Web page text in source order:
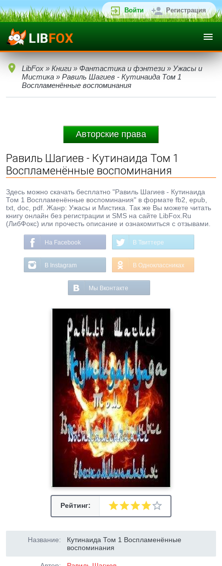
Войти Регистрация
LibFox » Книги » Фантастика и фэнтези » Ужасы и
Мистика » Равиль Шагиев - Кутинаида Том 1
Воспламенённые воспоминания
Авторские права
Равиль Шагиев - Кутинаида Том 1
Воспламенённые воспоминания
Здесь можно скачать бесплатно "Равиль Шагиев - Кутинаида
Том 1 Воспламенённые воспоминания" в формате fb2, epub,
txt, doc, pdf. Жанр: Ужасы и Мистика. Так же Вы можете читать
книгу онлайн без регистрации и SMS на сайте LibFox.Ru
(ЛибФокс) или прочесть описание и ознакомиться с отзывами.
На Facebook В Твиттере
В Instagram В Одноклассниках
Мы Вконтакте
Рейтинг:
Название:
Кутинаида Том 1 Воспламенённые
воспоминания